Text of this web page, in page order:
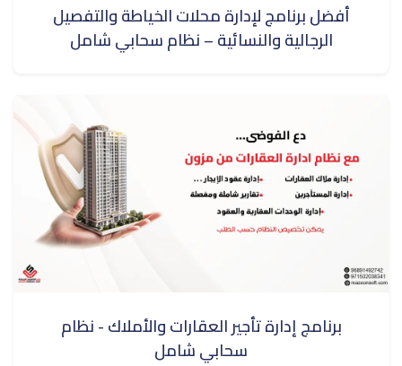
أفضل برنامج لإدارة محلات الخياطة والتفصيل
الرجالية والنسائية – نظام سحابي شامل
برنامج إدارة تأجير العقارات والأملاك - نظام
سحابي شامل